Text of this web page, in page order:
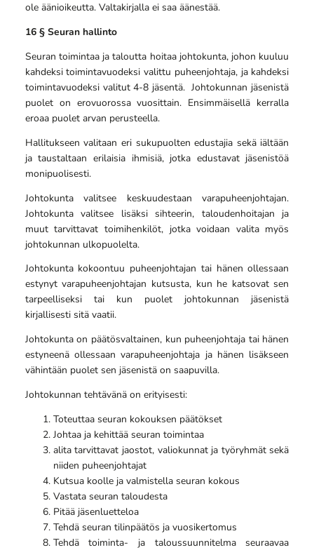
ole äänioikeutta. Valtakirjalla ei saa äänestää.
16 § Seuran hallinto
Seuran toimintaa ja taloutta hoitaa johtokunta, johon kuuluu
kahdeksi toimintavuodeksi valittu puheenjohtaja, ja kahdeksi
toimintavuodeksi valitut 4-8 jäsentä. Johtokunnan jäsenistä
puolet on erovuorossa vuosittain. Ensimmäisellä kerralla
eroaa puolet arvan perusteella.
Hallitukseen valitaan eri sukupuolten edustajia sekä iältään
ja taustaltaan erilaisia ihmisiä, jotka edustavat jäsenistöä
monipuolisesti.
Johtokunta valitsee keskuudestaan varapuheenjohtajan.
Johtokunta valitsee lisäksi sihteerin, taloudenhoitajan ja
muut tarvittavat toimihenkilöt, jotka voidaan valita myös
johtokunnan ulkopuolelta.
Johtokunta kokoontuu puheenjohtajan tai hänen ollessaan
estynyt varapuheenjohtajan kutsusta, kun he katsovat sen
tarpeelliseksi tai kun puolet johtokunnan jäsenistä
kirjallisesti sitä vaatii.
Johtokunta on päätösvaltainen, kun puheenjohtaja tai hänen
estyneenä ollessaan varapuheenjohtaja ja hänen lisäkseen
vähintään puolet sen jäsenistä on saapuvilla.
Johtokunnan tehtävänä on erityisesti:
Toteuttaa seuran kokouksen päätökset
Johtaa ja kehittää seuran toimintaa
alita tarvittavat jaostot, valiokunnat ja työryhmät sekä
niiden puheenjohtajat
Kutsua koolle ja valmistella seuran kokous
Vastata seuran taloudesta
Pitää jäsenluetteloa
Tehdä seuran tilinpäätös ja vuosikertomus
Tehdä toiminta- ja taloussuunnitelma seuraavaa